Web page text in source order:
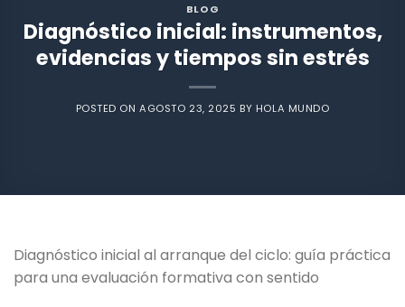
BLOG
Diagnóstico inicial: instrumentos,
evidencias y tiempos sin estrés
POSTED ONAGOSTO 23, 2025 BY HOLA MUNDO
Diagnóstico inicial al arranque del ciclo: guía práctica
para una evaluación formativa con sentido